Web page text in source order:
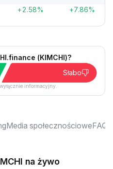
+2.58% +7.86%
(KIMCHI)?
Słabo
informacyjny.
Media społecznościoweFAQ
na żywo